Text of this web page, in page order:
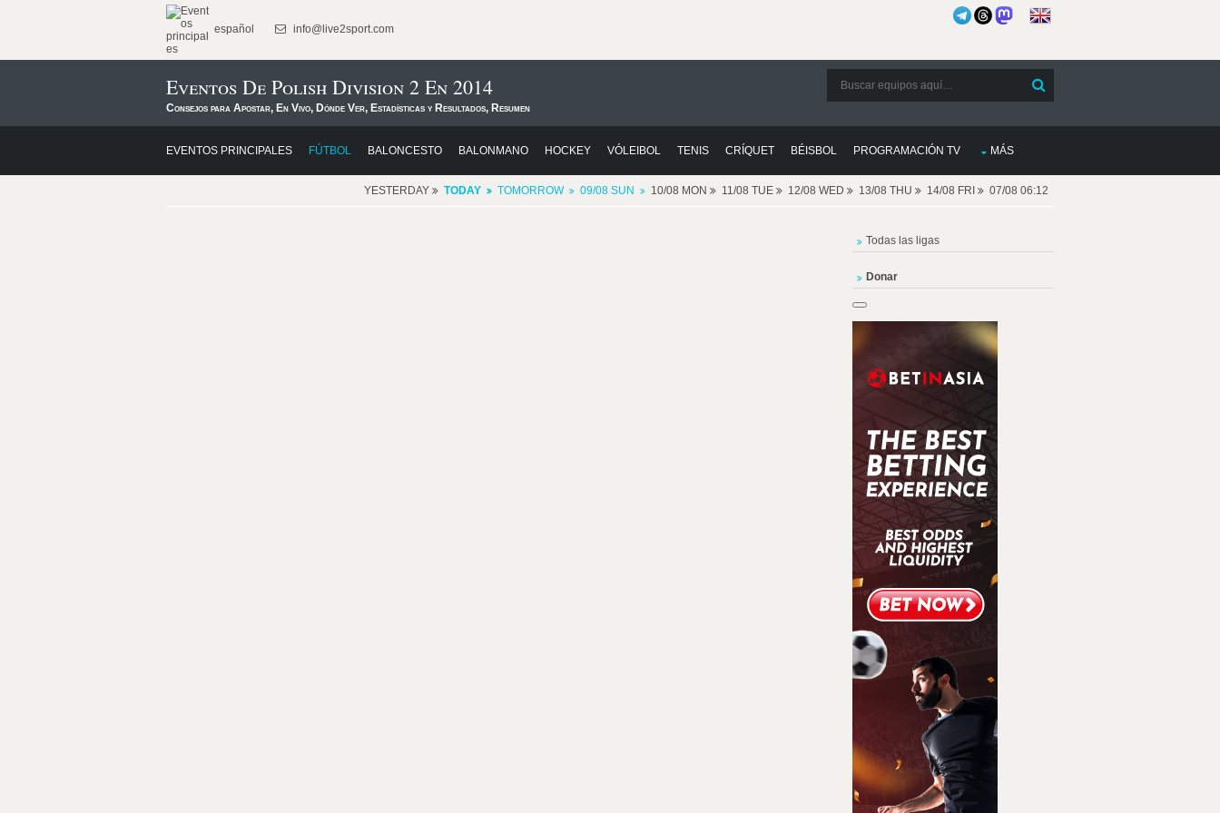
español info@live2sport.com
Eventos De Polish Division 2 En 2014
Consejos para Apostar, En Vivo, Dónde Ver, Estadísticas y Resultados, Resumen
EVENTOS PRINCIPALES FÚTBOL BALONCESTO BALONMANO HOCKEY VÓLEIBOL TENIS CRÍQUET BÉISBOL PROGRAMACIÓN TV MÁS
YESTERDAY TODAY TOMORROW 09/08 SUN 10/08 MON 11/08 TUE 12/08 WED 13/08 THU 14/08 FRI 07/08 06:12
Todas las ligas
Donar